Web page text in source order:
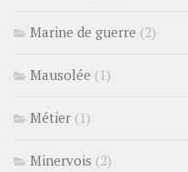
Marine de guerre (2)
Mausolée (1)
Métier (1)
Minervois (2)